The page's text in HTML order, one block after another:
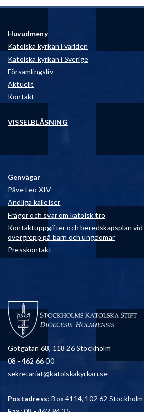
Huvudmeny
Katolska kyrkan i världen
Katolska kyrkan i Sverige
Församlingsliv
Aktuellt
Kontakt
VISSELBLÅSNING
Genvägar
Påve Leo XIV
Andliga kallelser
Frågor och svar om katolsk tro
Kontaktuppgifter och beredskapsplan vid
övergrepp på barn och ungdomar
Presskontakt
Götgatan 68, 118 26 Stockholm
08 - 462 66 00
sekretariat@katolskakyrkan.se
Postadress: Box 4114, 102 62 Stockholm